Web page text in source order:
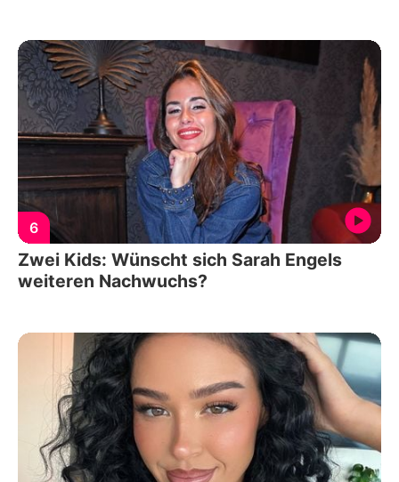
6
Zwei Kids: Wünscht sich Sarah Engels
weiteren Nachwuchs?